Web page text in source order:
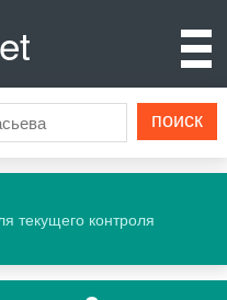
текущего контроля